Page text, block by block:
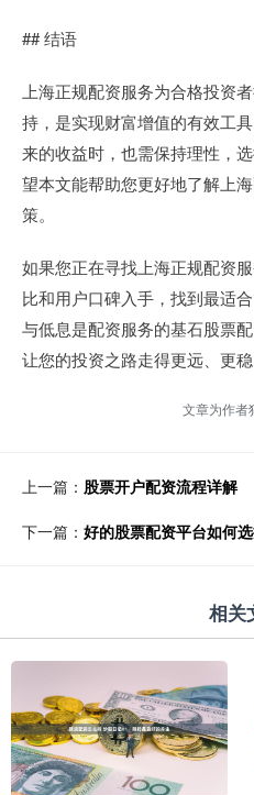
## 结语
上海正规配资服务为合格投资
持，是实现财富增值的有效工
来的收益时，也需保持理性，
望本文能帮助您更好地了解上
策。
如果您正在寻找上海正规配资
比和用户口碑入手，找到最适
与低息是配资服务的基石股票
让您的投资之路走得更远、更稳
文章为作者
上一篇： 股票开户配资流程详解
下一篇： 好的股票配资平台如何
相关